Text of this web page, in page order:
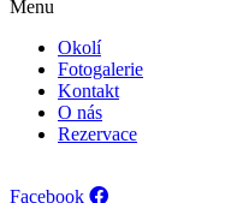
Menu
Okolí
Fotogalerie
Kontakt
O nás
Rezervace
Facebook